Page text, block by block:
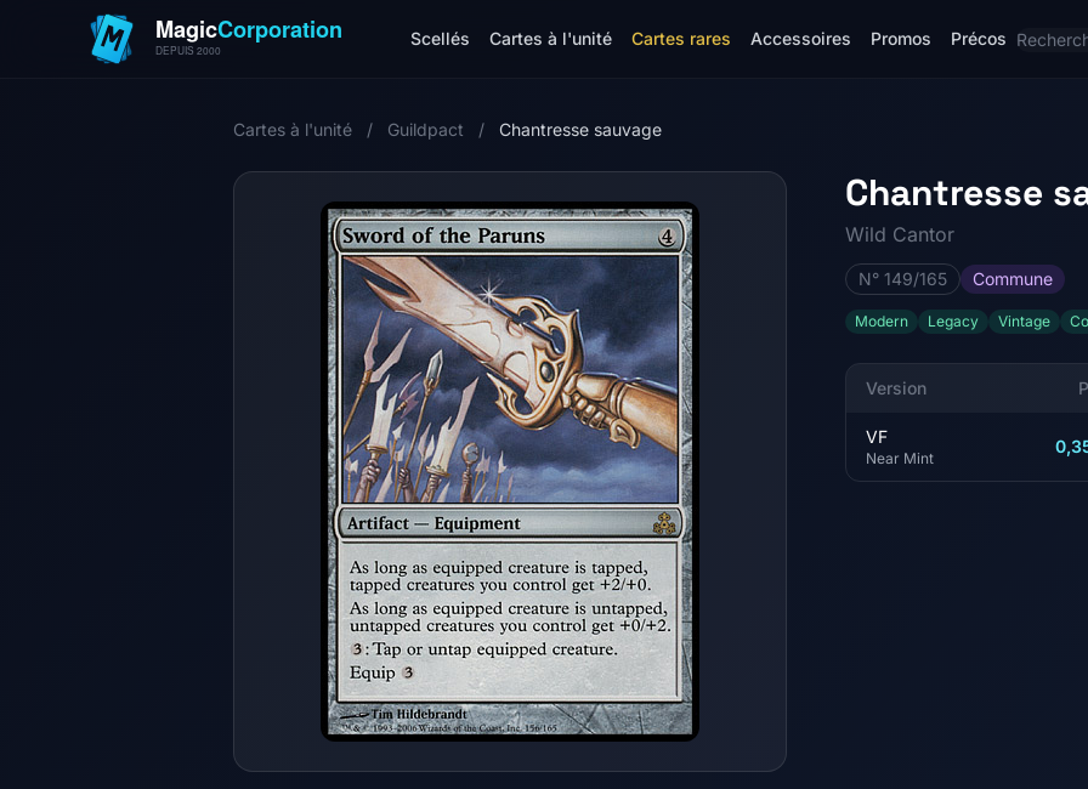
Scellés Cartes à l'unité Cartes rares Accessoires Promos Précos
Cartes à l'unité / Guildpact / Chantresse sauvage
Chantresse
Wild Cantor
N° 149/165 Commune
Modern Legacy Vintage
Version
VF
Near Mint